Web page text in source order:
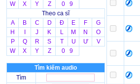
W
X Y Z
0 9
Theo ca sĩ
A
B C D Đ E F
G
H
J K L M N
O
P
Q R S T U Ư
V
W
X Y Z 0 9
Tìm kiếm audio
Tìm